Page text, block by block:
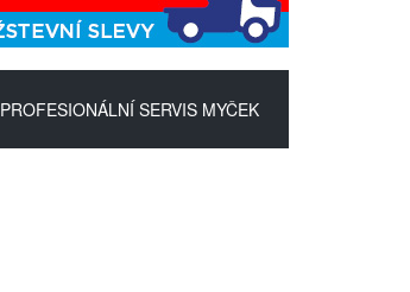
PROFESIONÁLNÍ SERVIS MYČEK